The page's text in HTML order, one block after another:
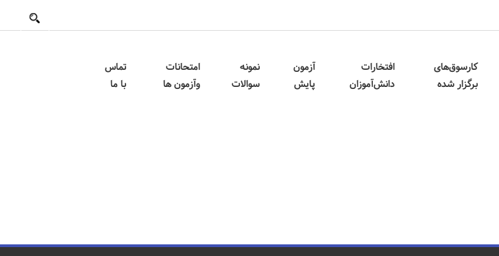
کارسوق‌های
برگزار شده
افتخارات
دانش‌آموزان
آزمون
پایش
نمونه
سوالات
امتحانات
وآزمون ها
تماس
با ما